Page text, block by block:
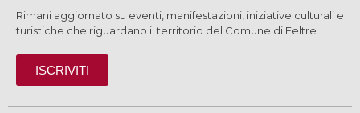
Rimani aggiornato su eventi, manifestazioni, iniziative culturali e
turistiche che riguardano il territorio del Comune di Feltre.
ISCRIVITI